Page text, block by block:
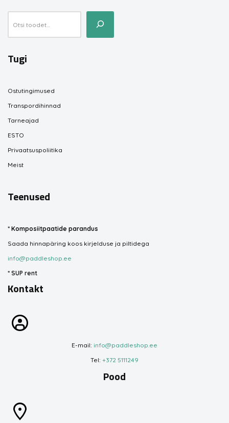
Tugi
Ostutingimused
Transpordihinnad
Tarneajad
ESTO
Privaatsuspoliitika
Meist
Teenused
* Komposiitpaatide parandus
Saada hinnapäring koos kirjelduse ja piltidega
info@paddleshop.ee
* SUP rent
Kontakt
E-mail: info@paddleshop.ee
Tel: +372 5111249
Pood